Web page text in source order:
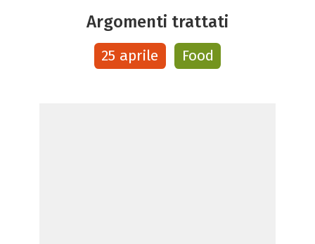
Argomenti trattati
25 aprile Food